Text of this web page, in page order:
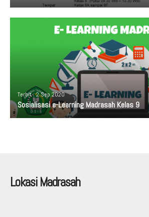
Terbit : 2 Sep 2020
Sosialisasi e-Learning Madrasah Kelas 9
Lokasi Madrasah